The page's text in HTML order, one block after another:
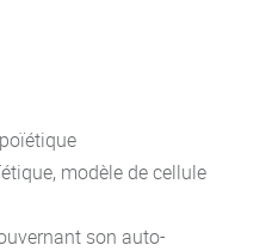
modèle de cellule
son auto-